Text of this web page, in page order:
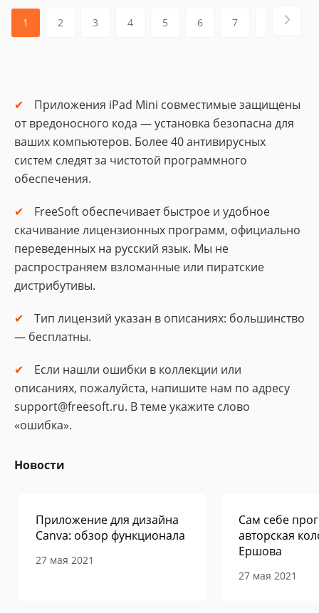
1 2 3 4 5 6 7
Приложения iPad Mini совместимые защищены
от вредоносного кода — установка безопасна для
ваших компьютеров. Более 40 антивирусных
систем следят за чистотой программного
обеспечения.
FreeSoft обеспечивает быстрое и удобное
скачивание лицензионных программ, официально
переведенных на русский язык. Мы не
распространяем взломанные или пиратские
дистрибутивы.
Тип лицензий указан в описаниях: большинство
— бесплатны.
Если нашли ошибки в коллекции или
описаниях, пожалуйста, напишите нам по адресу
support@freesoft.ru. В теме укажите слово
«ошибка».
Новости
Приложение для дизайна
Canva: обзор функционала
27 мая 2021
Сам себе
авторская
Ершова
27 мая 2021